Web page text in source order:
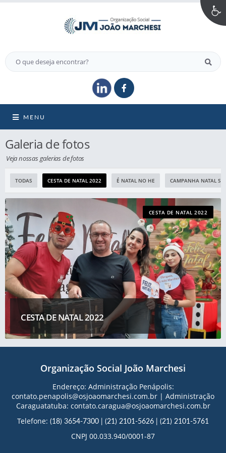
MENU
Galeria de fotos
Veja nossas galerias de fotos
TODAS CESTA DE NATAL 2022 É NATAL NO HE CAMPANHA NATAL
CESTA DE NATAL 2022
CESTA DE NATAL 2022
Organização Social João Marchesi
Endereço: Administração Penápolis:
contato.penapolis@osjoaomarchesi.com.br | Administração
Caraguatatuba: contato.caragua@osjoaomarchesi.com.br
Telefone: (18) 3654-7300 | (21) 2101-5626 | (21) 2101-5761
CNPJ 00.033.940/0001-87